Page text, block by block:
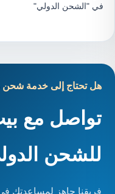
في "الشحن الدولي"
هل تحتاج إلى خدمة شحن
تواصل مع
للشحن
فريقنا جاهز لمساعدتك